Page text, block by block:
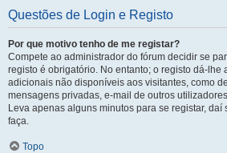
Questões de Login e Registo
Por que motivo tenho de me registar?
Compete ao administrador do fórum decidir se
registo é obrigatório. No entanto; o registo dá-lhe
adicionais não disponíveis aos visitantes, como
mensagens privadas, e-mail de outros
Leva apenas alguns minutos para se registar,
faça.
Topo